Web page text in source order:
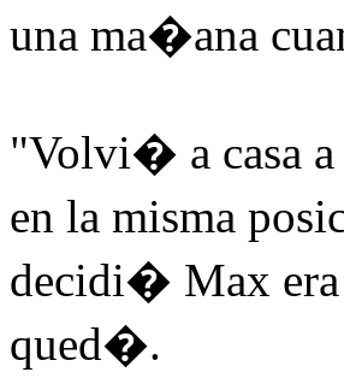
una ma�ana
"Volvi� a casa a
en la misma
decidi� Max era
qued�.